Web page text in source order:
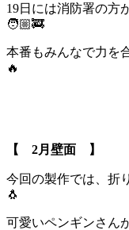
19日には消防署の方
🧑🏼‍🚒
本番もみんなで力を
🔥
【 2月壁面 】
今回の製作では、折
🐧
可愛いペンギンさん